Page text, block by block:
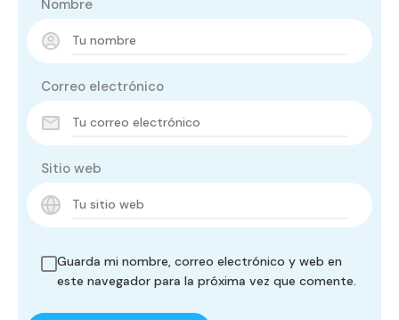
Nombre
Correo electrónico
Sitio web
Guarda mi nombre, correo electrónico y web en
este navegador para la próxima vez que comente.